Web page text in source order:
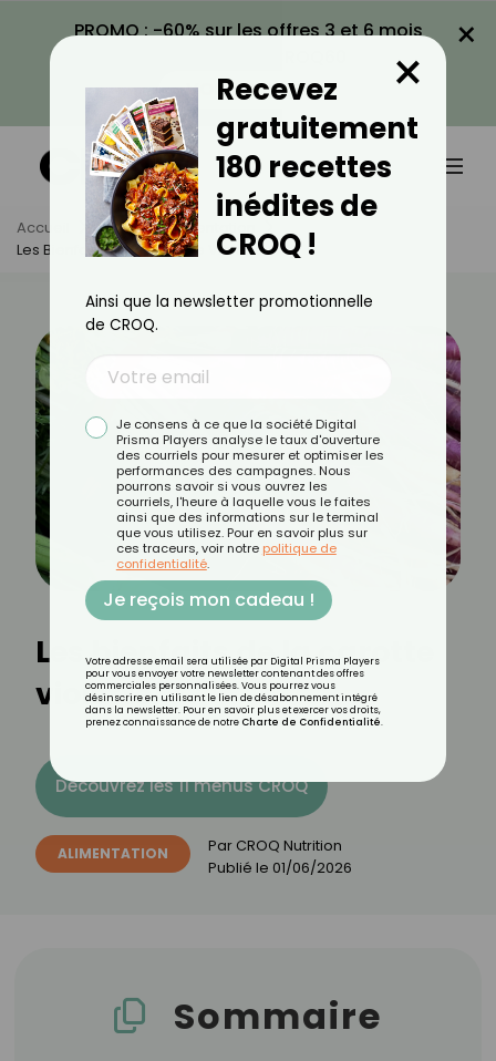
PROMO : -60% sur les offres 3 et 6 mois
VOIR LA PROMO
×
Accueil Actus
Alimentation
Les Bienfaits De La Carotte Violette
Les bienfaits de la carotte
violette
Découvrez les 11 menus CROQ
ALIMENTATION Par CROQ Nutrition
Publié le 01/06/2026
Sommaire
Recevez
gratuitement
180 recettes
inédites de
CROQ !
×
Ainsi que la newsletter promotionnelle
de CROQ.
Je consens à ce que la société Digital
Prisma Players analyse le taux d'ouverture
des courriels pour mesurer et optimiser les
performances des campagnes. Nous
pourrons savoir si vous ouvrez les
courriels, l'heure à laquelle vous le faites
ainsi que des informations sur le terminal
que vous utilisez. Pour en savoir plus sur
ces traceurs, voir notre politique de
confidentialité.
Je reçois mon cadeau !
Votre adresse email sera utilisée par Digital Prisma Players
pour vous envoyer votre newsletter contenant des offres
commerciales personnalisées. Vous pourrez vous
désinscrire en utilisant le lien de désabonnement intégré
dans la newsletter. Pour en savoir plus et exercer vos droits,
prenez connaissance de notre Charte de Confidentialité.